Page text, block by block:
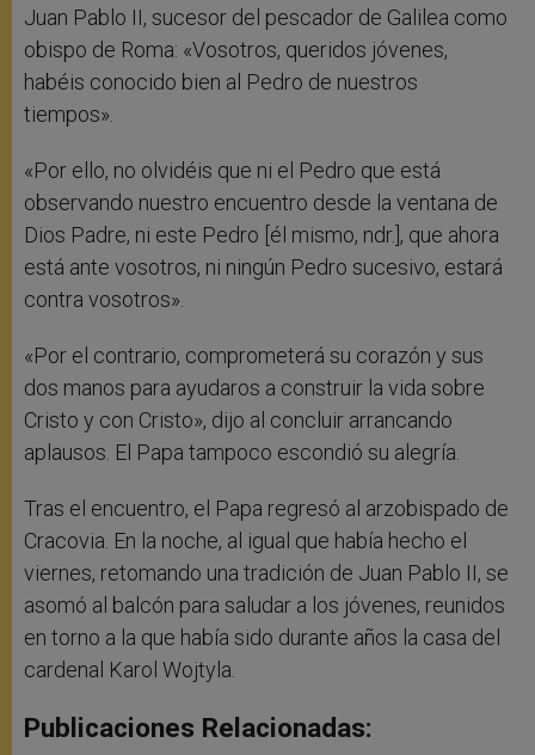
Juan Pablo II, sucesor del pescador de Galilea como
obispo de Roma: «Vosotros, queridos jóvenes,
habéis conocido bien al Pedro de nuestros
tiempos».
«Por ello, no olvidéis que ni el Pedro que está
observando nuestro encuentro desde la ventana de
Dios Padre, ni este Pedro [él mismo, ndr.], que ahora
está ante vosotros, ni ningún Pedro sucesivo, estará
contra vosotros».
«Por el contrario, comprometerá su corazón y sus
dos manos para ayudaros a construir la vida sobre
Cristo y con Cristo», dijo al concluir arrancando
aplausos. El Papa tampoco escondió su alegría.
Tras el encuentro, el Papa regresó al arzobispado de
Cracovia. En la noche, al igual que había hecho el
viernes, retomando una tradición de Juan Pablo II, se
asomó al balcón para saludar a los jóvenes, reunidos
en torno a la que había sido durante años la casa del
cardenal Karol Wojtyla.
Publicaciones Relacionadas: